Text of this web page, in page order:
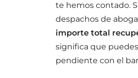
te hemos contado.
despachos de
importe total
significa que
pendiente con el